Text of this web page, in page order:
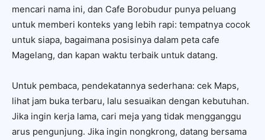
mencari nama ini, dan Cafe Borobudur punya peluang
untuk memberi konteks yang lebih rapi: tempatnya cocok
untuk siapa, bagaimana posisinya dalam peta cafe
Magelang, dan kapan waktu terbaik untuk datang.
Untuk pembaca, pendekatannya sederhana: cek Maps,
lihat jam buka terbaru, lalu sesuaikan dengan kebutuhan.
Jika ingin kerja lama, cari meja yang tidak mengganggu
arus pengunjung. Jika ingin nongkrong, datang bersama